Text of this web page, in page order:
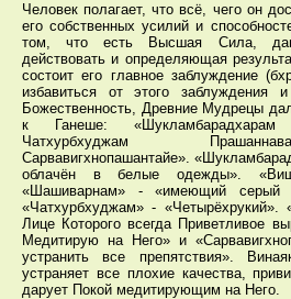
Человек полагает, что всё, чего он
его собственных усилий и
том, что есть Высшая Сила,
действовать и определяющая
состоит его главное заблуждение
избавиться от этого заблуждения
Божественность, Древние Мудрецы
к Ганеше:
Чатхурбхуджам
Сарвавигхнопашантайе».
облачён в белые одежды».
«Шашиварнам» - «имеющий серый
«Чатхурбхуджам» - «Четырёхрукий».
Лице Которого всегда Приветливое
Медитирую на Него» и
устранить все препятствия».
устраняет все плохие качества,
дарует Покой медитирующим на Него.